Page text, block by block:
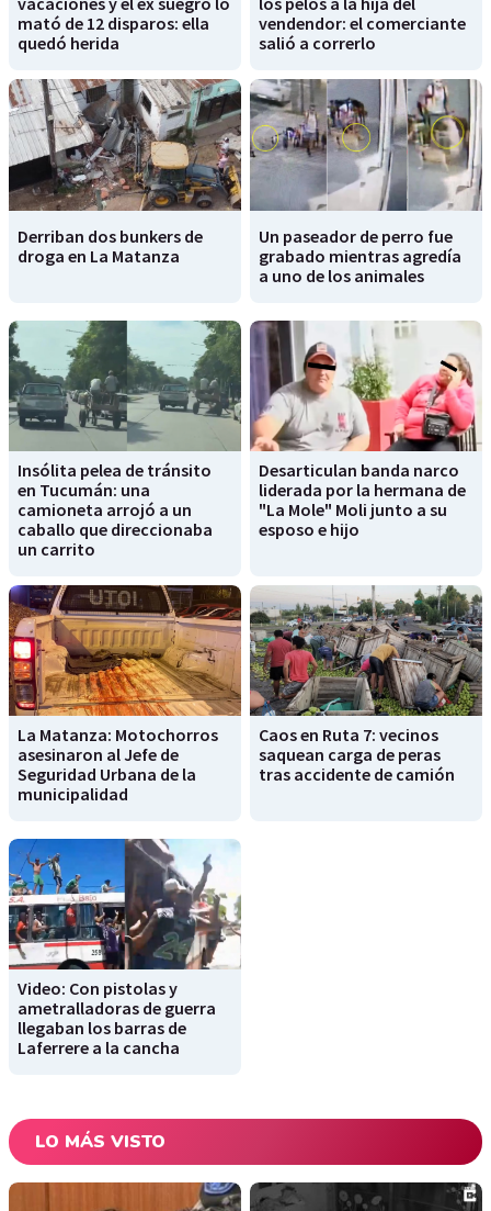
mató de 12 disparos: ella
quedó herida
vendendor: el comerciante
salió a correrlo
Derriban dos bunkers de
droga en La Matanza
Un paseador de perro fue
grabado mientras agredía
a uno de los animales
Insólita pelea de tránsito
en Tucumán: una
camioneta arrojó a un
caballo que direccionaba
un carrito
Desarticulan banda narco
liderada por la hermana de
"La Mole" Moli junto a su
esposo e hijo
La Matanza: Motochorros
asesinaron al Jefe de
Seguridad Urbana de la
municipalidad
Caos en Ruta 7: vecinos
saquean carga de peras
tras accidente de camión
Video: Con pistolas y
ametralladoras de guerra
llegaban los barras de
Laferrere a la cancha
LO MÁS VISTO